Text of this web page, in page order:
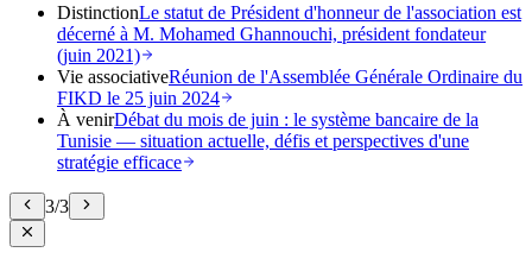
DistinctionLe statut de Président d'honneur de l'association est
décerné à M. Mohamed Ghannouchi, président fondateur
(juin 2021)
Vie associativeRéunion de l'Assemblée Générale Ordinaire du
FIKD le 25 juin 2024
À venirDébat du mois de juin : le système bancaire de la
Tunisie — situation actuelle, défis et perspectives d'une
stratégie efficace
3/3